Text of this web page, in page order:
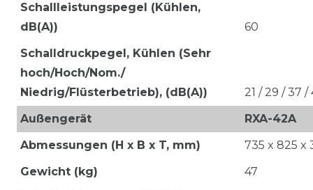
Schallleistungspegel (Kühlen,
dB(A))
60
Schalldruckpegel, Kühlen (Sehr
hoch/Hoch/Nom./
Niedrig/Flüsterbetrieb), (dB(A))
21 / 29 / 37 /
Außengerät
RXA-42A
Abmessungen (H x B x T, mm)
735 x 825 x
Gewicht (kg)
47